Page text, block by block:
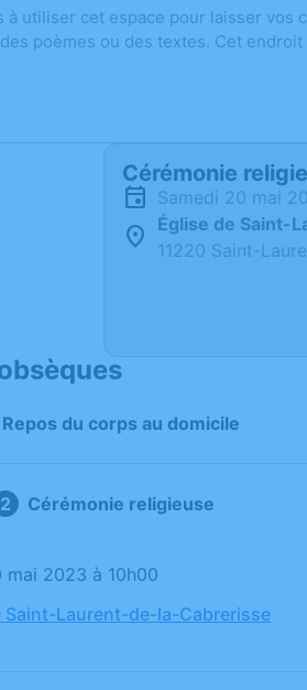
à utiliser cet espace pour laisser
poèmes ou des textes. Cet
Cérémonie
samedi 20 mai
Église de Saint-
11220 Saint-
Repos du corps au domicile
Cérémonie religieuse
mai 2023 à 10h00
Saint-Laurent-de-la-Cabrerisse